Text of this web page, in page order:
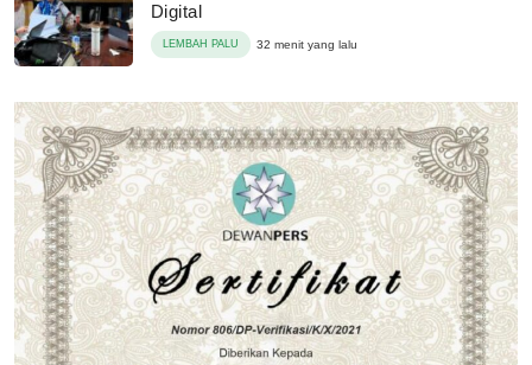
Digital
LEMBAH PALU 32 menit yang lalu